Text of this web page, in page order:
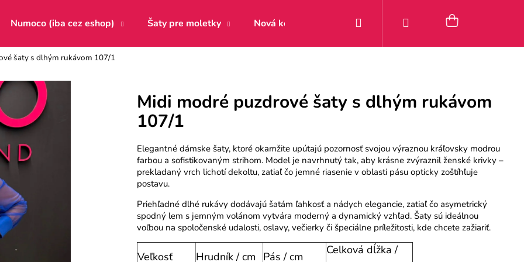
Numoco (iba cez eshop) Šaty pre moletky Nová kolekcia Zľavy Posledné kúsky 9–49 €
PrihlásenieNákupný
šaty s dlhým rukávom 107/1
Midi modré puzdrové šaty s dlhým rukávom
107/1
Elegantné dámske šaty, ktoré okamžite upútajú pozornosť svojou výraznou kráľovsky modrou
farbou a sofistikovaným strihom. Model je navrhnutý tak, aby krásne zvýraznil ženské krivky –
prekladaný vrch lichotí dekoltu, zatiaľ čo jemné riasenie v oblasti pásu opticky zoštíhľuje
postavu.
Priehľadné dlhé rukávy dodávajú šatám ľahkosť a nádych elegancie, zatiaľ čo asymetrický
spodný lem s jemným volánom vytvára moderný a dynamický vzhľad. Šaty sú ideálnou
voľbou na spoločenské udalosti, oslavy, večierky či špeciálne príležitosti, kde chcete zažiariť.
Veľkosť Hrudník / cm Pás / cm
Celková dĺžka /
Čo potrebujete nájsť?
HĽADAŤ